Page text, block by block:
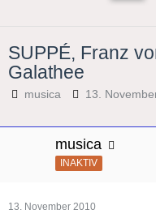
SUPPÉ, Franz
Galathee
musica 13.
musica
INAKTIV
13. November 2010